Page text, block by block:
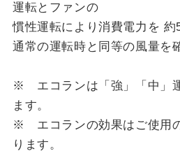
運転とファンの
慣性運転により消費電力を 約
通常の運転時と同等の風量を
※ エコランは「強」「中」
ます。
※ エコランの効果はご使用
ります。